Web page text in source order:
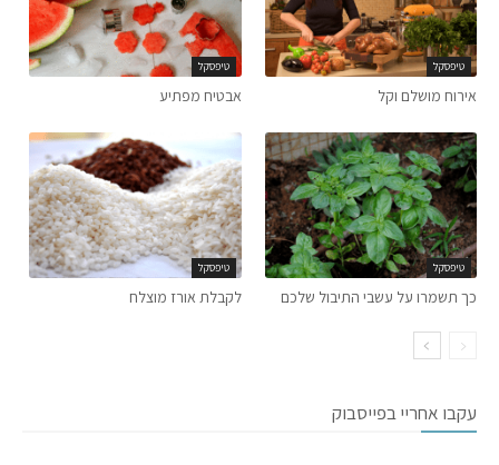
טיפסקל
אירוח מושלם וקל
טיפסקל
אבטיח מפתיע
טיפסקל
כך תשמרו על עשבי התיבול שלכם
טיפסקל
לקבלת אורז מוצלח
עקבו אחריי בפייסבוק